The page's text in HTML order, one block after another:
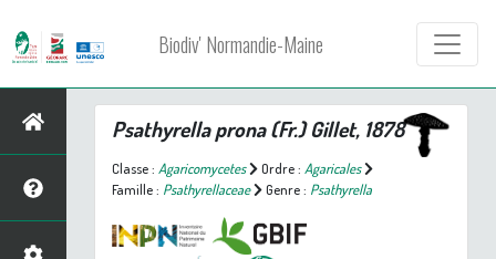
Biodiv' Normandie-Maine
Psathyrella prona(Fr.) Gillet, 1878
Classe : Agaricomycetes Ordre : Agaricales
Famille : Psathyrellaceae Genre : Psathyrella